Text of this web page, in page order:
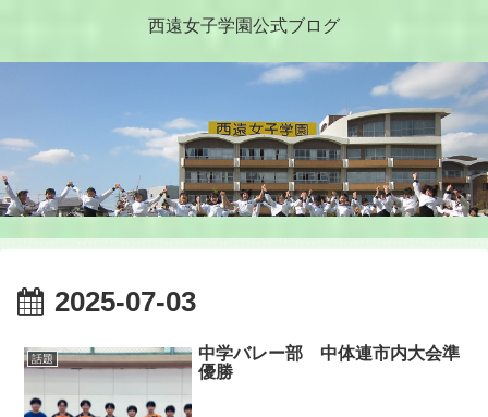
西遠女子学園公式ブログ
2025-07-03
話題
中学バレー部 中体連市内大会準
優勝